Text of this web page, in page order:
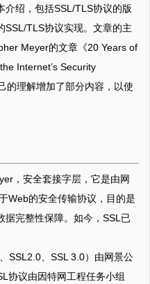
介绍，包括SSL/TLS协议的版
SSL/TLS协议实现。文章的主
Meyer的文章《20 Years of
Internet’s Security
的理解增加了部分内容，以使
，安全套接字层，它是由网
Web的安全传输协议，目的是
据完整性保障。如今，SSL已
SSL2.0、SSL 3.0）由网景公
协议由因特网工程任务小组